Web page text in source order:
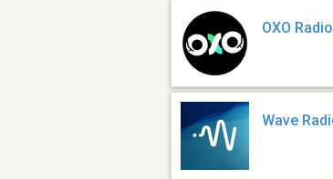
OXO Radio
Wave